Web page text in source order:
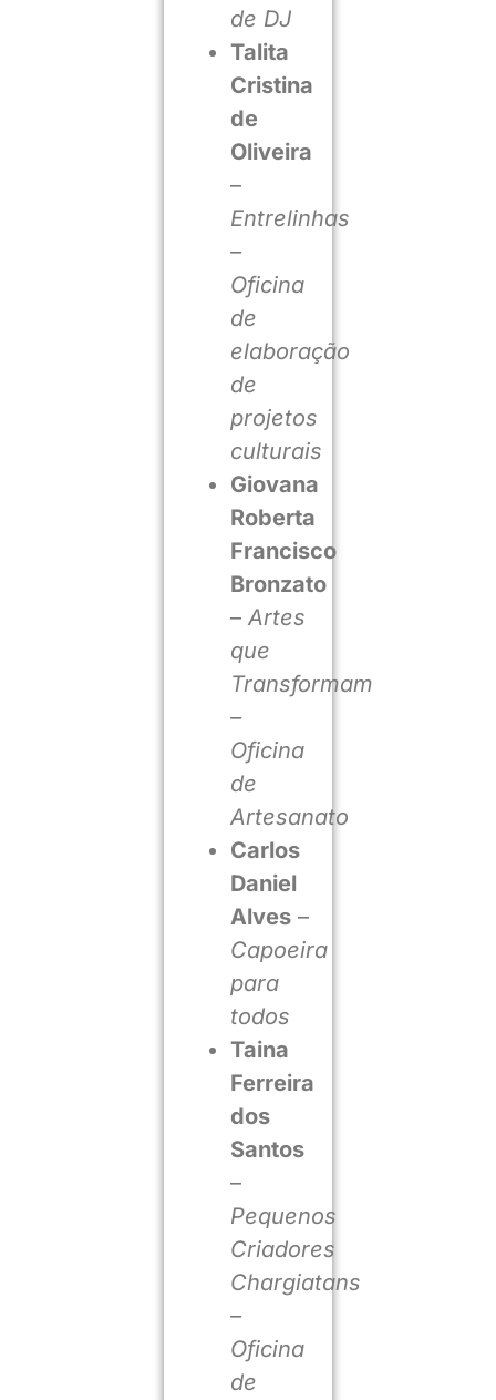
de DJ
Talita
Cristina
de
Oliveira
–
Entrelinhas
–
Oficina
de
elaboração
de
projetos
culturais
Giovana
Roberta
Francisco
Bronzato
– Artes
que
Transformam
–
Oficina
de
Artesanato
Carlos
Daniel
Alves–
Capoeira
para
todos
Taina
Ferreira
dos
Santos
–
Pequenos
Criadores
Chargiatans
–
Oficina
de